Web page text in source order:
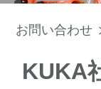
お問い合わせ
KUKA